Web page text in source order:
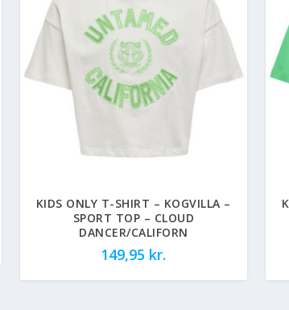
KIDS ONLY T-SHIRT – KOGVILLA –
SPORT TOP – CLOUD
DANCER/CALIFORN
149,95 kr.